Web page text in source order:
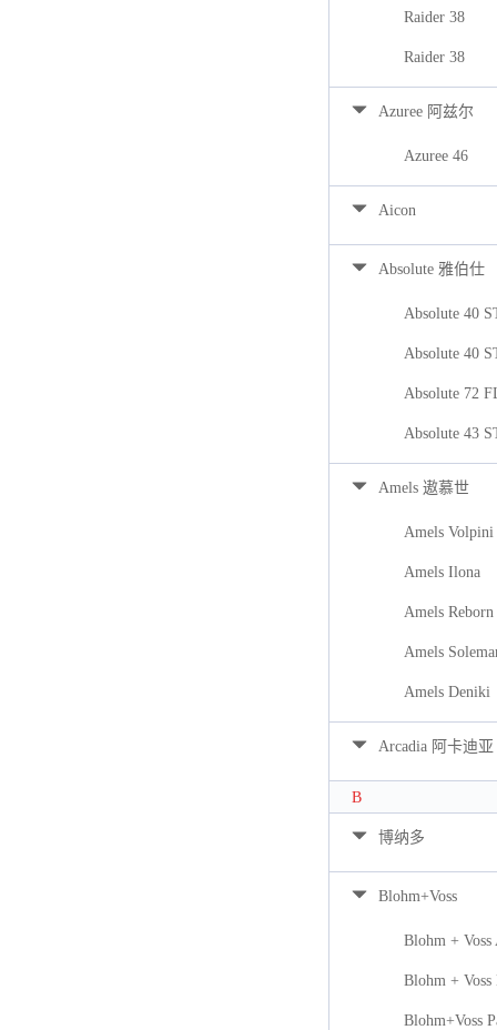
Raider 38
Raider 38
Azuree 阿兹尔
Azuree 46
Aicon
Absolute 雅伯仕
Absolute 40
Absolute 40
Absolute 72
Absolute 43
Amels 遨慕世
Amels Volpini
Amels Ilona
Amels
Amels
Amels Deniki
Arcadia 阿卡迪亚
B
博纳多
Blohm+Voss
Blohm + Voss
Blohm +
Blohm+Voss